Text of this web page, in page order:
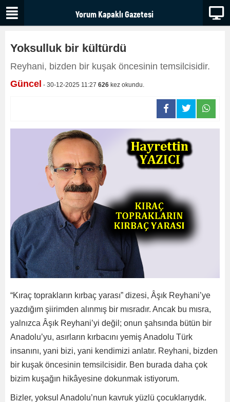
Yoksulluk bir kültürdü
Reyhani, bizden bir kuşak öncesinin temsilcisidir.
Güncel - 30-12-2025 11:27 626 kez okundu.
“Kıraç toprakların kırbaç yarası” dizesi, Âşık Reyhani’ye
yazdığım şiirimden alınmış bir mısradır. Ancak bu mısra,
yalnızca Âşık Reyhani’yi değil; onun şahsında bütün bir
Anadolu’yu, asırların kırbacını yemiş Anadolu Türk
insanını, yani bizi, yani kendimizi anlatır. Reyhani, bizden
bir kuşak öncesinin temsilcisidir. Ben burada daha çok
bizim kuşağın hikâyesine dokunmak istiyorum.
Bizler, yoksul Anadolu’nun kavruk yüzlü çocuklarıydık.